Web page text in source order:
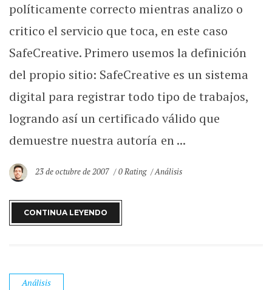
políticamente correcto mientras analizo o
critico el servicio que toca, en este caso
SafeCreative. Primero usemos la definición
del propio sitio: SafeCreative es un sistema
digital para registrar todo tipo de trabajos,
logrando así un certificado válido que
demuestre nuestra autoría en ...
23 de octubre de 2007 0 Rating Análisis
CONTINUA LEYENDO
Análisis